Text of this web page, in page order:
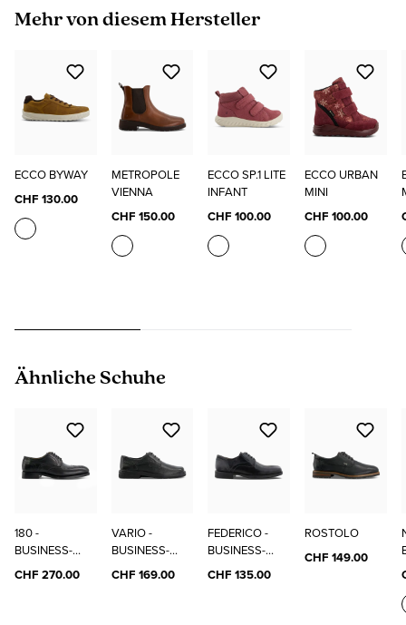
Produktgalerie überspringen
Mehr von diesem Hersteller
ECCO BYWAY
CHF 130.00
METROPOLE
VIENNA
CHF 150.00
ECCO SP.1 LITE
INFANT
CHF 100.00
ECCO URBAN
MINI
CHF 100.00
Produktgalerie überspringen
Ähnliche Schuhe
180 -
BUSINESS-
SCHUHE
CHF 270.00
VARIO -
BUSINESS-
SCHUHE
CHF 169.00
FEDERICO -
BUSINESS-
SCHUHE
CHF 135.00
ROSTOLO
CHF 149.00